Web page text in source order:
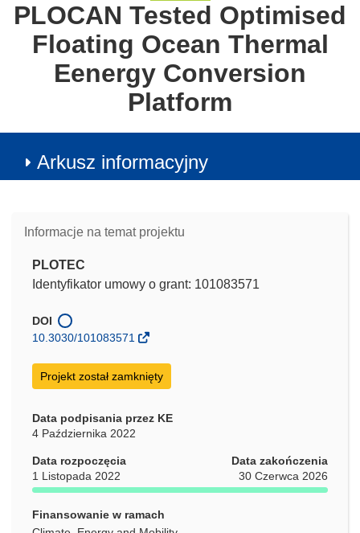
PLOCAN Tested Optimised
Floating Ocean Thermal
Eenergy Conversion
Platform
Arkusz informacyjny
Informacje na temat projektu
PLOTEC
Identyfikator umowy o grant: 101083571
DOI
10.3030/101083571
Projekt został zamknięty
Data podpisania przez KE
4 Października 2022
Data rozpoczęcia
1 Listopada 2022
Data zakończenia
30 Czerwca 2026
Finansowanie w ramach